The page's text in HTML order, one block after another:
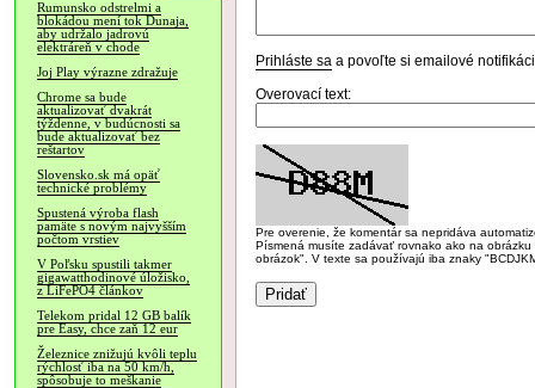
Rumunsko odstrelmi a
blokádou mení tok Dunaja,
aby udržalo jadrovú
elektráreň v chode
Joj Play výrazne zdražuje
Chrome sa bude
aktualizovať dvakrát
týždenne, v budúcnosti sa
bude aktualizovať bez
reštartov
Slovensko.sk má opäť
technické problémy
Spustená výroba flash
pamäte s novým najvyšším
počtom vrstiev
V Poľsku spustili takmer
gigawatthodinové úložisko,
z LiFePO4 článkov
Telekom pridal 12 GB balík
pre Easy, chce zaň 12 eur
Železnice znižujú kvôli teplu
rýchlosť iba na 50 km/h,
spôsobuje to meškanie
Prihláste sa a povoľte si emailové
Overovací text:
Pre overenie, že komentár sa nepridáva
Písmená musíte zadávať rovnako ako na
obrázok". V texte sa používajú iba znaky